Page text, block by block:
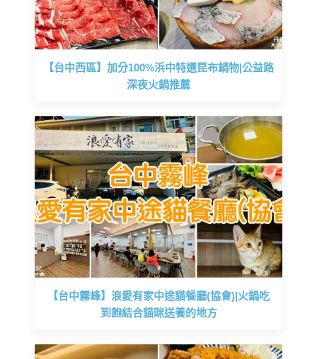
【台中西區】加分100%浜中特選昆布鍋物|公益路
深夜火鍋推薦
【台中霧峰】浪愛有家中途貓餐廳(協會)|火鍋吃
到飽結合貓咪送養的地方